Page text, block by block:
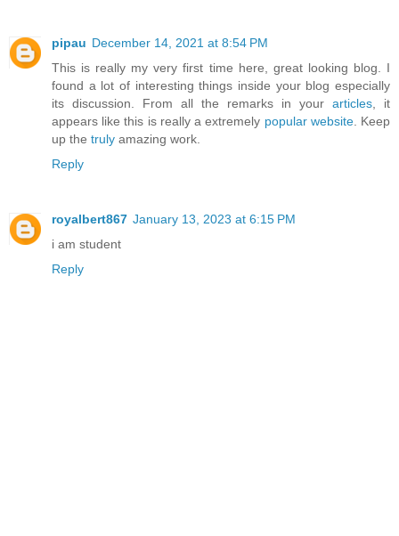
pipau December 14, 2021 at 8:54 PM
This is really my very first time here, great looking blog. I
found a lot of interesting things inside your blog especially
its discussion. From all the remarks in your articles , it
appears like this is really a extremely popular website. Keep
up the truly amazing work.
Reply
royalbert867 January 13, 2023 at 6:15 PM
i am student
Reply